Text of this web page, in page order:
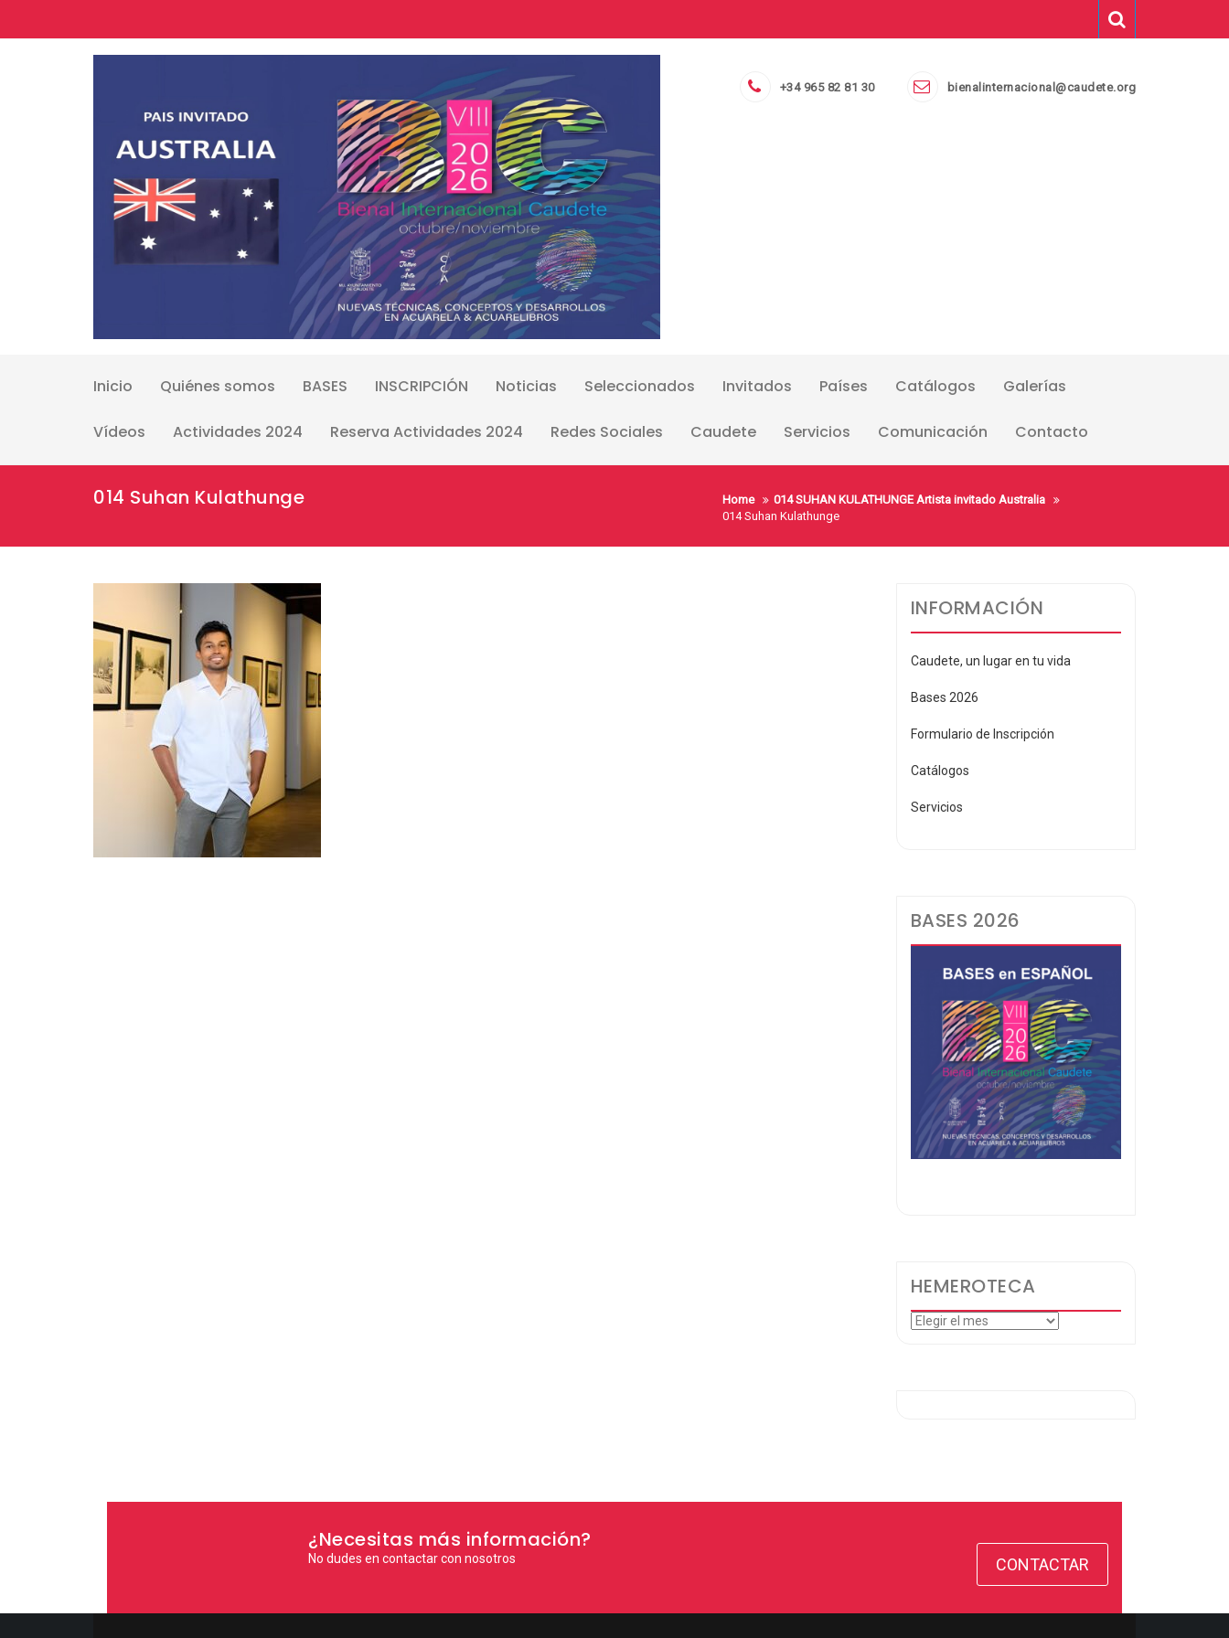
+34 965 82 81 30 bienalinternacional@caudete.org
Inicio Quiénes somos BASES INSCRIPCIÓN Noticias Seleccionados Invitados Países Catálogos Galerías
Vídeos Actividades 2024 Reserva Actividades 2024 Redes Sociales Caudete Servicios Comunicación Contacto
014 Suhan Kulathunge Home
014 SUHAN KULATHUNGE Artista invitado Australia
014 Suhan Kulathunge
INFORMACIÓN
Caudete, un lugar en tu vida
Bases 2026
Formulario de Inscripción
Catálogos
Servicios
BASES 2026
HEMEROTECA
Hemeroteca
¿Necesitas más información?
No dudes en contactar con nosotros CONTACTAR